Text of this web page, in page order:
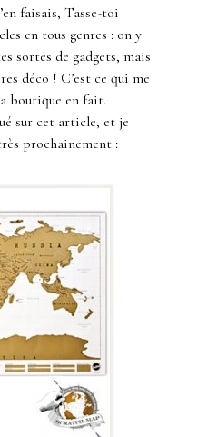
faisais, Tasse-toi
en tous genres : on y
sortes de gadgets, mais
déco ! C’est ce qui me
boutique en fait.
sur cet article, et je
prochainement :